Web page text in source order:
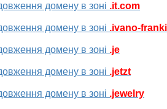
домену в зоні .it.com
домену в зоні .ivano-
домену в зоні .je
домену в зоні .jetzt
домену в зоні .jewelry